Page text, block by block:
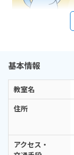
基本情報
教室名
住所
アクセス・